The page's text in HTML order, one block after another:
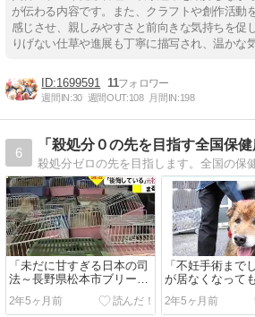
が伝わる内容です。また、クラフトや創作活動
感じさせ、親しみやすさと前向きな気持ちを促
りげない仕草や進展も丁寧に描写され、温かな
1699591 11
週間IN:30 週間OUT:108 月間IN:198
6
「殺処分０の先を目指す全国保健
「未だに甘すぎる日本の司
法～長野県松本市ブリーダ
ー虐待事件」
2年5ヶ月前
「不妊手術まで
が居なくなって
（捜せない）飼
県」
2年5ヶ月前